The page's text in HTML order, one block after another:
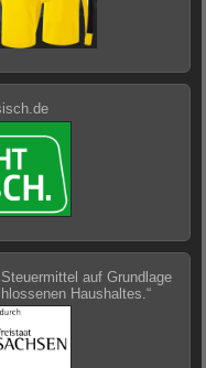
auf Grundlage
Haushaltes.“